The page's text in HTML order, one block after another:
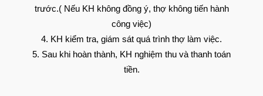
trước.( Nếu KH không đồng ý, thợ không tiến hành
công việc)
KH kiểm tra, giám sát quá trình thợ làm việc.
Sau khi hoàn thành, KH nghiệm thu và thanh toán
tiền.